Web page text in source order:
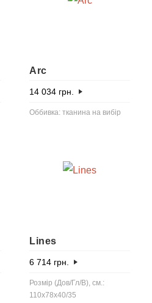
Arc
14 034 грн.
Оббивка: тканина на вибір
Lines
6 714 грн.
Розмір (Дов/Гл/В), см.:
110x78x40/35